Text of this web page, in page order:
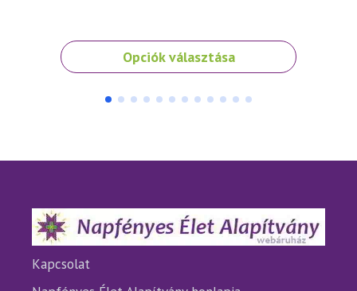
Opciók választása
Ennek
a
A
termékoldalon
választhatók
ki
Kapcsolat